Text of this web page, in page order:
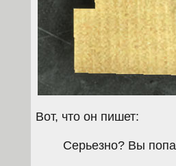
Вот, что он пишет:
Серьезно? Вы